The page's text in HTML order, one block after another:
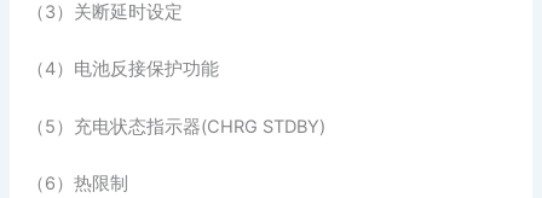
（3）关断延时设定
（4）电池反接保护功能
（5）充电状态指示器(CHRG STDBY)
（6）热限制